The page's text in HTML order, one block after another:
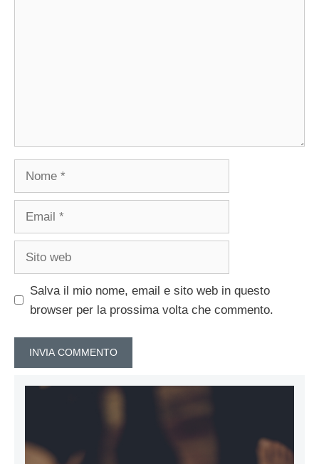
Salva il mio nome, email e sito web in questo
browser per la prossima volta che commento.